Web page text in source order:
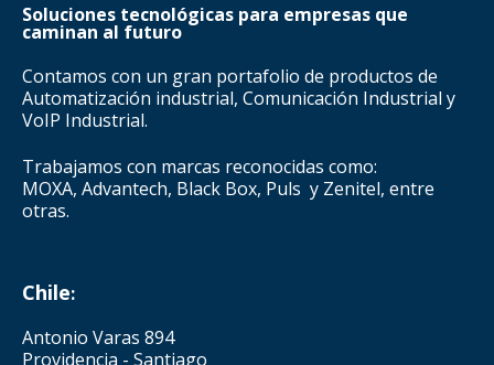
Soluciones tecnológicas para empresas que
caminan al futuro
Contamos con un gran portafolio de productos de
Automatización industrial, Comunicación Industrial y
VoIP Industrial.
Trabajamos con marcas reconocidas como:
MOXA, Advantech, Black Box, Puls y Zenitel, entre
otras.
Chile:
Antonio Varas 894
Providencia - Santiago